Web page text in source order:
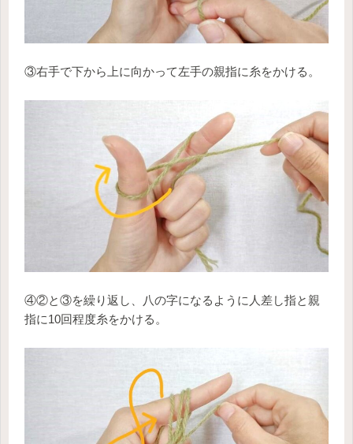
③右手で下から上に向かって左手の親指に糸をかける。
④②と③を繰り返し、八の字になるように人差し指と親
指に10回程度糸をかける。